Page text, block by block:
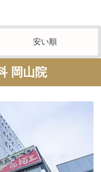
安い順
岡山院